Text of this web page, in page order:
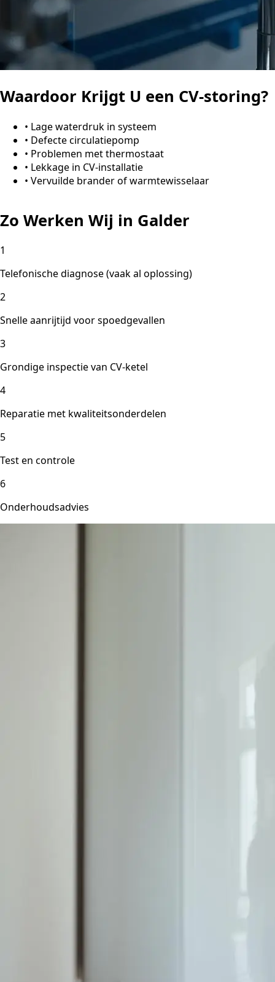
Waardoor Krijgt U een CV-storing?
• Lage waterdruk in systeem
• Defecte circulatiepomp
• Problemen met thermostaat
• Lekkage in CV-installatie
• Vervuilde brander of warmtewisselaar
Zo Werken Wij in Galder
1
Telefonische diagnose (vaak al oplossing)
2
Snelle aanrijtijd voor spoedgevallen
3
Grondige inspectie van CV-ketel
4
Reparatie met kwaliteitsonderdelen
5
Test en controle
6
Onderhoudsadvies